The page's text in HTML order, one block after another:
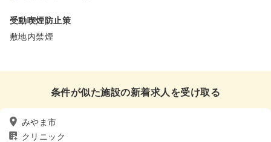
受動喫煙防止策
敷地内禁煙
条件が似た施設の新着求人を受け取る
みやま市
クリニック